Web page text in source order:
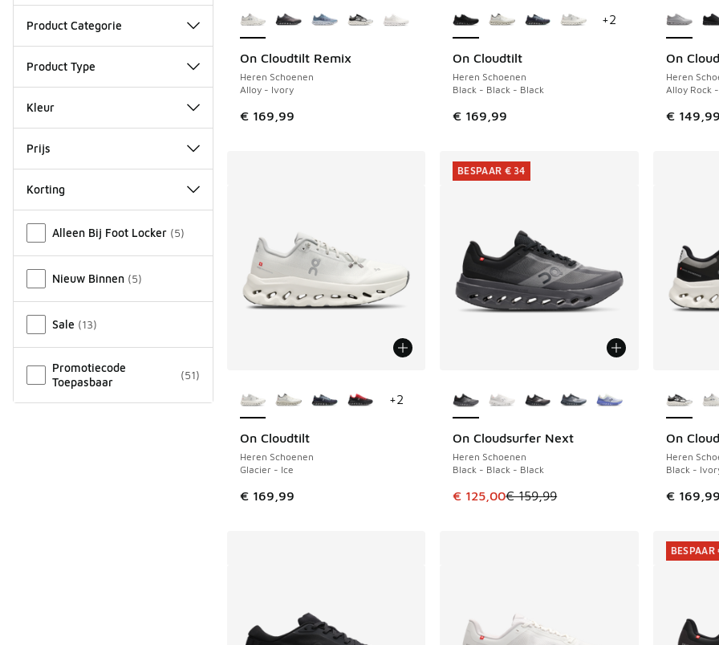
Product Categorie
Product Type
Kleur
Prijs
Korting
Alleen Bij Foot Locker (5)
Nieuw Binnen (5)
Sale (13)
Promotiecode
Toepasbaar
(51)
On Cloudtilt Remix
Heren Schoenen
Alloy - Ivory
€ 169,99
On Cloudtilt
Heren Schoenen
Black - Black - Black
€ 169,99
+2
On
Heren
Alloy Rock
€ 149,99
NIEUW
On Cloudtilt
Heren Schoenen
Glacier - Ice
€ 169,99
+2
On Cloudsurfer Next
Heren Schoenen
Black - Black - Black
Dit artikel is in de uitverkoop. Dit artikel is in
€ 125,00€ 159,99
BESPAAR € 34
BESPAAR € 34
On
Heren
Black -
€ 169,99